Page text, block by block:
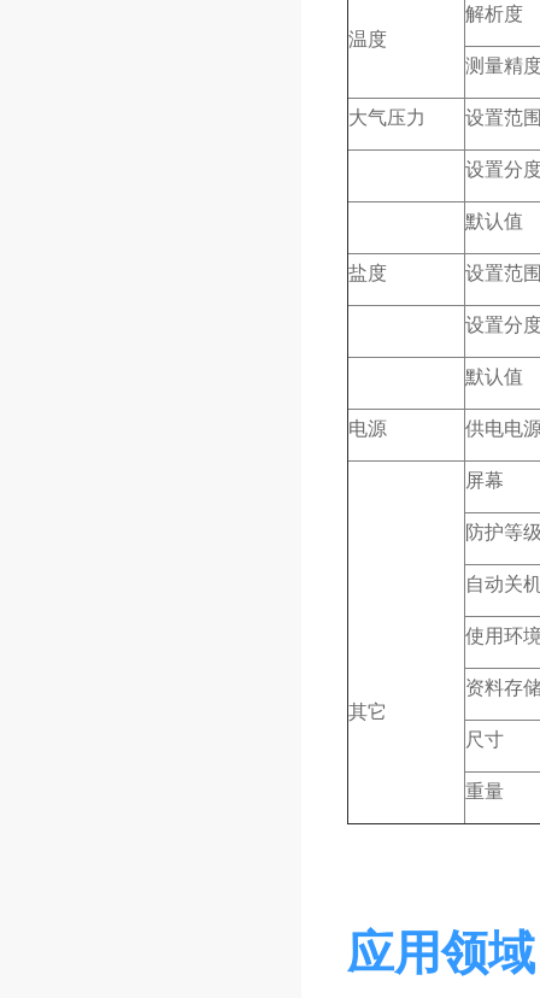
温度
解析度
测量精
大气压力 设置范
设置分
默认值
盐度 设置范
设置分
默认值
电源 供电电
其它
屏幕
防护等
自动关
使用环
资料存
尺寸
重量
应用领